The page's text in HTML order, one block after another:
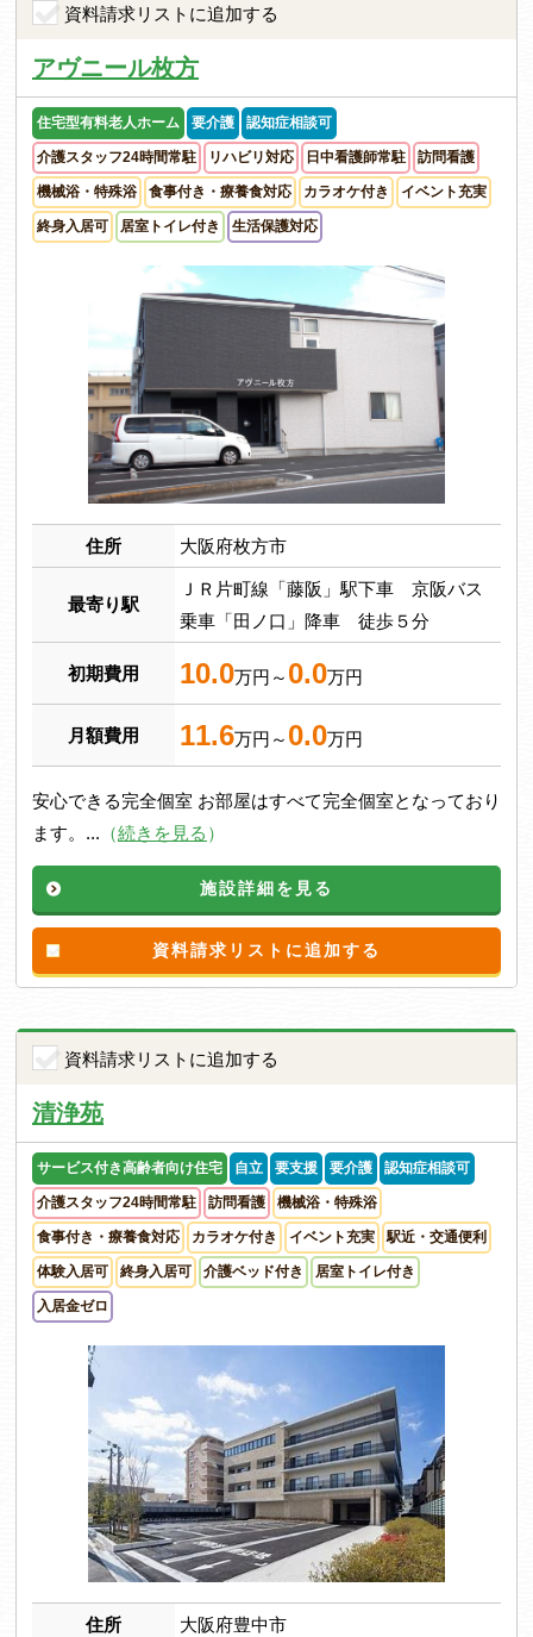
資料請求リストに追加する
アヴニール枚方
住宅型有料老人ホーム 要介護 認知症相談可
介護スタッフ24時間常駐 リハビリ対応 日中看護師常駐 訪問看護
機械浴・特殊浴 食事付き・療養食対応 カラオケ付き イベント充実
終身入居可 居室トイレ付き 生活保護対応
住所 大阪府枚方市
最寄り駅
ＪＲ片町線「藤阪」駅下車 京阪バス
乗車「田ノ口」降車 徒歩５分
初期費用 10.0万円～ 0.0万円
月額費用 11.6万円～ 0.0万円
安心できる完全個室 お部屋はすべて完全個室となっており
ます。... （続きを見る ）
施設詳細を見る
資料請求リストに追加する
資料請求リストに追加する
清浄苑
サービス付き高齢者向け住宅 自立 要支援 要介護 認知症相談可
介護スタッフ24時間常駐 訪問看護 機械浴・特殊浴
食事付き・療養食対応 カラオケ付き イベント充実 駅近・交通便利
体験入居可 終身入居可 介護ベッド付き 居室トイレ付き
入居金ゼロ
住所 大阪府豊中市